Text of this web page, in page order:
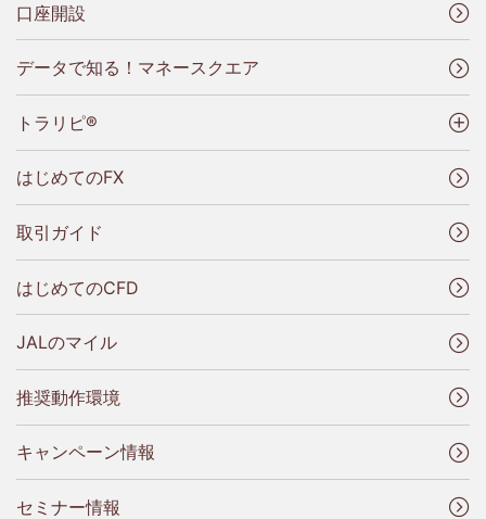
口座開設
データで知る！マネースクエア
トラリピ®
はじめてのFX
取引ガイド
はじめてのCFD
JALのマイル
推奨動作環境
キャンペーン情報
セミナー情報